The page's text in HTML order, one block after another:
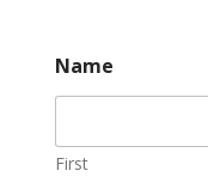
Name
First